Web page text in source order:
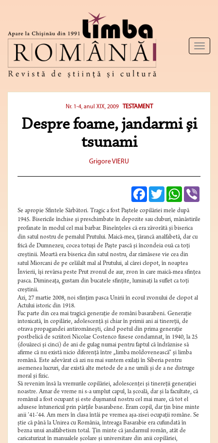
Toggle
Nr. 1-4, anul XIX, 2009 TESTAMENT
Despre foame, jandarmi şi
tsunami
Grigore VIERU
FacebookTwitterWhatsApp
Se apropie Sfintele Sărbători. Tragic a fost Paştele copilăriei mele după
1945. Bisericile închise şi preschimbate în depozite sau cluburi, mănăstirile
profanate în modul cel mai barbar. Bineînţeles că era zăvorâtă şi biserica
din satul nostru de pemalul Prutului. Maică-mea, ţărancă analfabetă, dar cu
frică de Dumnezeu, cocea totuşi de Paşte pască şi încondeia ouă ca toţi
creştinii. Moartă era biserica din satul nostru, dar rămăsese vie cea din
satul Miorcani de pe celălalt mal al Prutului, al cărei clopot, în noaptea
Învierii, îşi revărsa peste Prut zvonul de aur, zvon în care maică-mea sfinţea
pasca. Dimineaţa, gustam din bucatele sfinţite, luminaţi la suflet ca toţi
creştinii.
Azi, 27 martie 2008, noi sfinţim pasca Unirii în ecoul zvonului de clopot al
Actului istoric din 1918.
Fac parte din cea mai tragică generaţie de români basarabeni. Generaţie
intoxicată, în copilărie, adolescenţă şi chiar în primii ani ai tinereţii, de
otrava propagandei antiromâneşti, când poetul din prima generaţie
postbelică de scriitori Nicolae Costenco fusese condamnat, în 1940, la 25
(douăzeci şi cinci) de ani de gulag numai pentru faptul că îndrăznise să
afirme că nu există nicio diferenţă între „limba moldovenească” şi limba
română. Este adevărat că azi nu mai suntem exilaţi în Siberia pentru
asemenea lucruri, dar există alte metode de a ne umili şi de a ne distruge
moral şi fizic.
Să revenim însă la vremurile copilăriei, adolescenţei şi tinereţii generaţiei
noastre. Amar de vreme ni s-a umplut capul, la şcoală, dar şi la facultate, că
românul a fost ocupant şi este duşmanul nostru cel mai mare, că tot el
adusese întunericul prin părţile basarabene. Eram copil, dar ţin bine minte
anii ’41-’44. Am mers în clasa întâi pe vremea aşa-zisei ocupaţii române. Se
ştie că până la Unirea cu România, întreaga Basarabie era cufundată în
bezna unui analfabetism total. Ţin minte că jandarmul român, atât de
caricaturizat în manualele şcolare şi universitare din anii copilăriei,